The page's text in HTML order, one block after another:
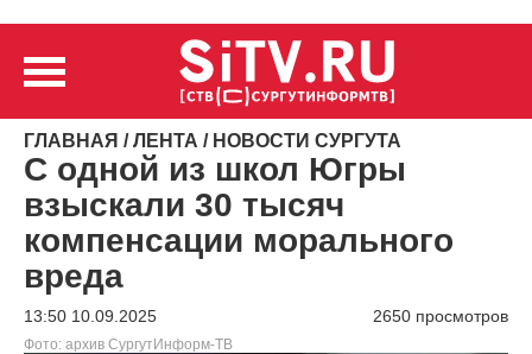
ГЛАВНАЯ /ЛЕНТА / НОВОСТИ СУРГУТА
С одной из школ Югры
взыскали 30 тысяч
компенсации морального
вреда
13:50 10.09.2025 2650 просмотров
Фото: архив СургутИнформ-ТВ